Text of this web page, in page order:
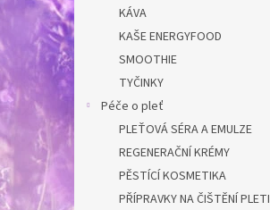
KÁVA
KAŠE ENERGYFOOD
SMOOTHIE
TYČINKY
Péče o pleť
PLEŤOVÁ SÉRA A EMULZE
REGENERAČNÍ KRÉMY
PĚSTÍCÍ KOSMETIKA
PŘÍPRAVKY NA ČIŠTĚNÍ PLETI